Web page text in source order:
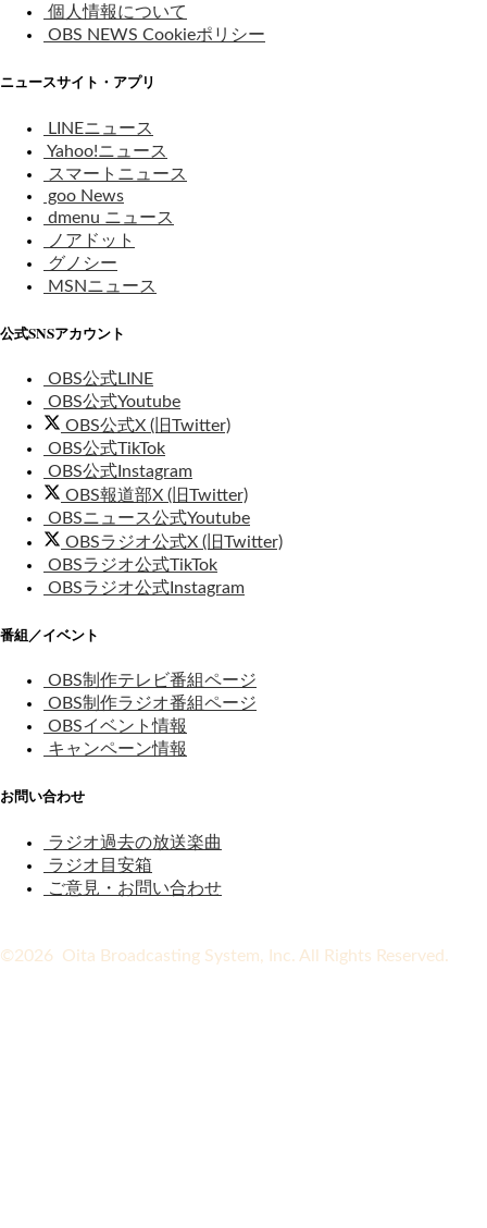
個人情報について
OBS NEWS Cookieポリシー
ニュースサイト・アプリ
LINEニュース
Yahoo!ニュース
スマートニュース
goo News
dmenu ニュース
ノアドット
グノシー
MSNニュース
公式SNSアカウント
OBS公式LINE
OBS公式Youtube
OBS公式X (旧Twitter)
OBS公式TikTok
OBS公式Instagram
OBS報道部X (旧Twitter)
OBSニュース公式Youtube
OBSラジオ公式X (旧Twitter)
OBSラジオ公式TikTok
OBSラジオ公式Instagram
番組／イベント
OBS制作テレビ番組ページ
OBS制作ラジオ番組ページ
OBSイベント情報
キャンペーン情報
お問い合わせ
ラジオ過去の放送楽曲
ラジオ目安箱
ご意見・お問い合わせ
©2026 Oita Broadcasting System, Inc. All Rights Reserved.